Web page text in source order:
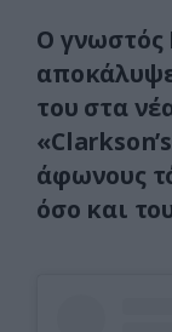
Ο γνωστός
αποκάλυψε
του στα
άφωνους
όσο και